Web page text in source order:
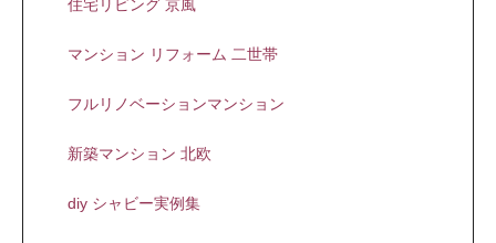
住宅リビング 京風
マンション リフォーム 二世帯
フルリノベーションマンション
新築マンション 北欧
diy シャビー実例集